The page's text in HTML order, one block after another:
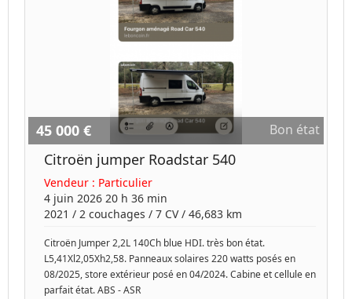
45 000 € Bon état
Citroën jumper Roadstar 540
Vendeur : Particulier
4 juin 2026 20 h 36 min
2021 / 2 couchages / 7 CV / 46,683 km
Citroën Jumper 2,2L 140Ch blue HDI. très bon état.
L5,41Xl2,05Xh2,58. Panneaux solaires 220 watts posés en
08/2025, store extérieur posé en 04/2024. Cabine et cellule en
parfait état. ABS - ASR